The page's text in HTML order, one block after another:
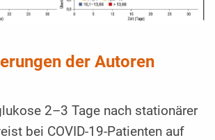
der Autoren
2–3 Tage nach stationärer
bei COVID-19-Patienten auf